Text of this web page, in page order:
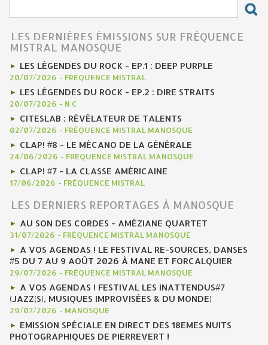
LES DERNIÈRES ÉMISSIONS SUR FRÉQUENCE
MISTRAL MANOSQUE
LES LÉGENDES DU ROCK - EP.1 : DEEP PURPLE
20/07/2026 - FRÉQUENCE MISTRAL
LES LÉGENDES DU ROCK - EP.2 : DIRE STRAITS
20/07/2026 - N C
CITESLAB : RÉVÉLATEUR DE TALENTS
02/07/2026 - FRÉQUENCE MISTRAL MANOSQUE
CLAP! #8 - LE MÉCANO DE LA GÉNÉRALE
24/06/2026 - FRÉQUENCE MISTRAL MANOSQUE
CLAP! #7 - LA CLASSE AMÉRICAINE
17/06/2026 - FRÉQUENCE MISTRAL
LES DERNIERS REPORTAGES À MANOSQUE
AU SON DES CORDES - AMÉZIANE QUARTET
31/07/2026 - FRÉQUENCE MISTRAL MANOSQUE
A VOS AGENDAS ! LE FESTIVAL RE-SOURCES, DANSES
#5 DU 7 AU 9 AOÛT 2026 À MANE ET FORCALQUIER
29/07/2026 - FRÉQUENCE MISTRAL MANOSQUE
A VOS AGENDAS ! FESTIVAL LES INATTENDUS#7
(JAZZ(S), MUSIQUES IMPROVISÉES & DU MONDE)
29/07/2026 - MANOSQUE
EMISSION SPÉCIALE EN DIRECT DES 18EMES NUITS
PHOTOGRAPHIQUES DE PIERREVERT !